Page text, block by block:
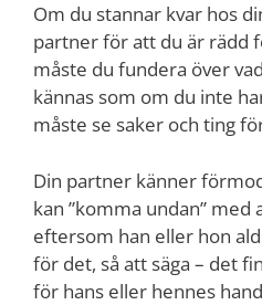
Om du stannar kvar hos
partner för att du är rädd
måste du fundera över
kännas som om du inte
måste se saker och ting
Din partner känner
kan ”komma undan”
eftersom han eller hon
för det, så att säga – det
för hans eller hennes